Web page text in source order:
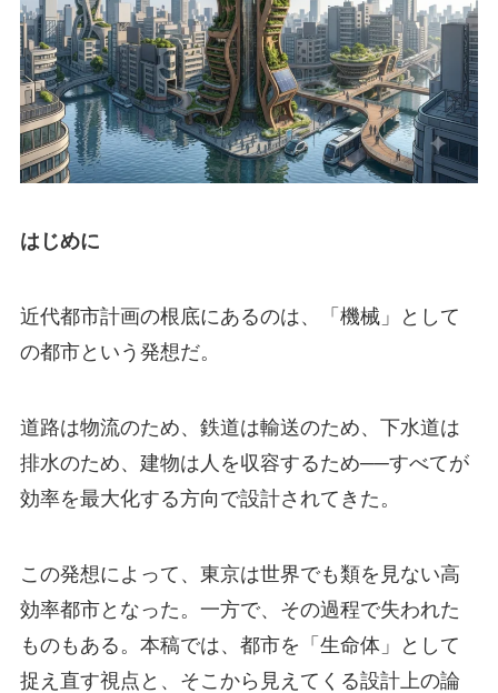
はじめに
近代都市計画の根底にあるのは、「機械」として
の都市という発想だ。
道路は物流のため、鉄道は輸送のため、下水道は
排水のため、建物は人を収容するため──すべてが
効率を最大化する方向で設計されてきた。
この発想によって、東京は世界でも類を見ない高
効率都市となった。一方で、その過程で失われた
ものもある。本稿では、都市を「生命体」として
捉え直す視点と、そこから見えてくる設計上の論